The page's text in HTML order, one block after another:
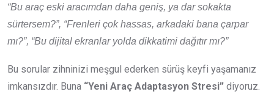
“Bu araç eski aracımdan daha geniş, ya dar sokakta
sürtersem?”, “Frenleri çok hassas, arkadaki bana çarpar
mı?”, “Bu dijital ekranlar yolda dikkatimi dağıtır mı?”
Bu sorular zihninizi meşgul ederken sürüş keyfi yaşamanız
imkansızdır. Buna “Yeni Araç Adaptasyon Stresi” diyoruz.